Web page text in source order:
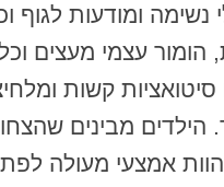
נשימה ומודעות לגוף
הומור עצמי מעצים
קשות
הילדים מבינים
אמצעי מעולה